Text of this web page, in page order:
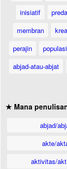
inisiatif
membran
perajin
populasi
abjad-atau-abjat
★ Mana
abjad/
akte/
aktivitas/